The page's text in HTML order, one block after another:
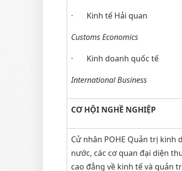
· Kinh tế Hải quan
Customs Economics
· Kinh doanh quốc tế
International Business
CƠ HỘI NGHỀ NGHIỆP
Cử nhân POHE Quản trị
nước, các cơ quan đại diện
cao đẳng về kinh tế và quản